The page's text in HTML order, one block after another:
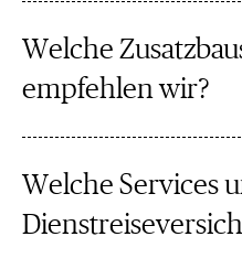
Welche
empfehlen wir?
Welche Services